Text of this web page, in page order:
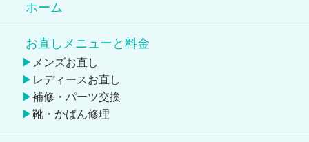
ホーム
お直しメニューと料金
メンズお直し
レディースお直し
補修・パーツ交換
靴・かばん修理